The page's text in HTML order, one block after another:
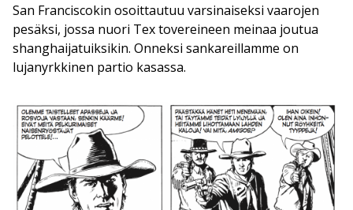
San Franciscokin osoittautuu varsinaiseksi vaarojen
pesäksi, jossa nuori Tex tovereineen meinaa joutua
shanghaijatuiksikin. Onneksi sankareillamme on
lujanyrkkinen partio kasassa.